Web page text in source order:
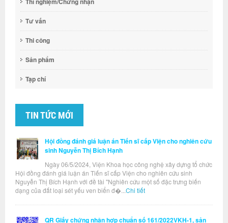
Tư vấn
Thi công
Sản phẩm
Tạp chí
TIN TỨC MỚI
Hội đồng đánh giá luận án Tiến sĩ cấp Viện cho nghiên cứu
sinh Nguyễn Thị Bích Hạnh
Ngày 06/5/2024, Viện Khoa học công nghệ xây dựng tổ chức
Hội đồng đánh giá luận án Tiến sĩ cấp Viện cho nghiên cứu sinh
Nguyễn Thị Bích Hạnh với đề tài "Nghiên cứu một số đặc trưng biến
dạng của đất loại sét yếu ven biển đ�... Chi tiết
QR Giấy chứng nhận hợp chuẩn số 161/2022VKH-1, sản